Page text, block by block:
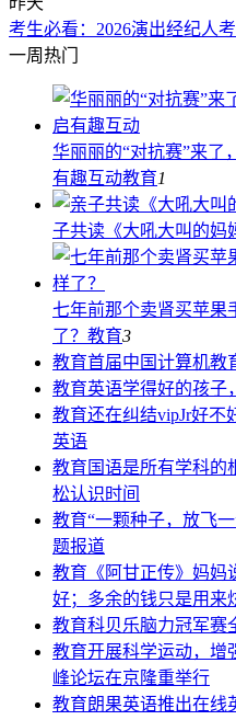
考生必看：2026演出经纪人
一周热门
华丽丽的“对抗赛”来了
有趣互动教育1
子共读《大吼大叫的妈
七年前那个卖肾买苹果
了？ 教育3
教育首届中国计算机教
教育英语学得好的孩子
教育还在纠结vipJr好不
英语
教育 国语是所有学科的
松认识时间
教育“一颗种子，放飞
题报道
教育 《阿甘正传》妈
好；多余的钱只是用来
教育科贝乐脑力冠军赛
教育开展科学运动，增
峰论坛在京隆重举行
教育朗果英语推出在线